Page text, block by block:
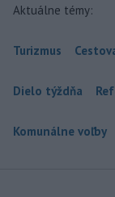
Aktuálne témy:
Turizmus
Dielo týždňa
Komunálne voľby